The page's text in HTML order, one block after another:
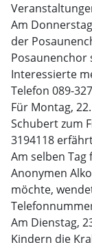
Am
der
Posaunenchor
Interessierte
Telefon 089-
Für Montag,
Schubert zum
3194118
Am selben
Anonymen
möchte,
Am Dienstag,
Kindern die